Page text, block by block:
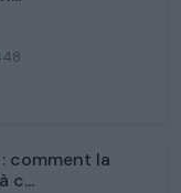
comment la
c...